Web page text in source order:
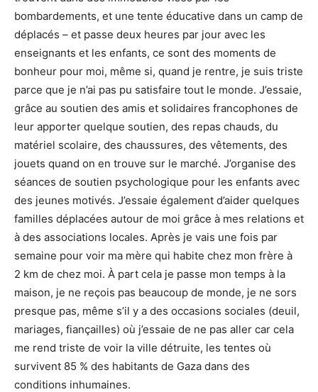
bombardements, et une tente éducative dans un camp de
déplacés – et passe deux heures par jour avec les
enseignants et les enfants, ce sont des moments de
bonheur pour moi, même si, quand je rentre, je suis triste
parce que je n’ai pas pu satisfaire tout le monde. J’essaie,
grâce au soutien des amis et solidaires francophones de
leur apporter quelque soutien, des repas chauds, du
matériel scolaire, des chaussures, des vêtements, des
jouets quand on en trouve sur le marché. J’organise des
séances de soutien psychologique pour les enfants avec
des jeunes motivés. J’essaie également d’aider quelques
familles déplacées autour de moi grâce à mes relations et
à des associations locales. Après je vais une fois par
semaine pour voir ma mère qui habite chez mon frère à
2 km de chez moi. À part cela je passe mon temps à la
maison, je ne reçois pas beaucoup de monde, je ne sors
presque pas, même s’il y a des occasions sociales (deuil,
mariages, fiançailles) où j’essaie de ne pas aller car cela
me rend triste de voir la ville détruite, les tentes où
survivent 85 % des habitants de Gaza dans des
conditions inhumaines.